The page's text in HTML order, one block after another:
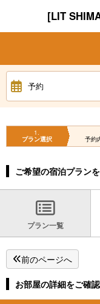
[LIT
予約
1
プラン選択 予約
ご希望の宿泊プラン
プラン一覧
前のページへ
お部屋の詳細をご確